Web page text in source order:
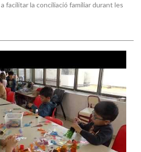
facilitar la conciliació familiar durant les